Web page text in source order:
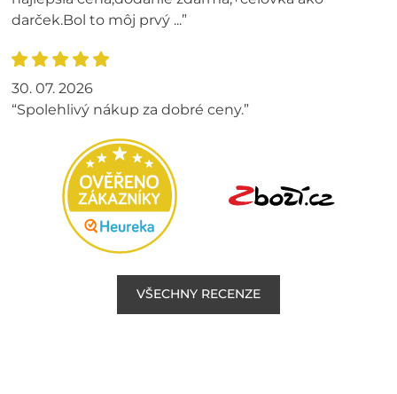
darček.Bol to môj prvý ...”
30. 07. 2026
“Spolehlivý nákup za dobré ceny.”
VŠECHNY RECENZE